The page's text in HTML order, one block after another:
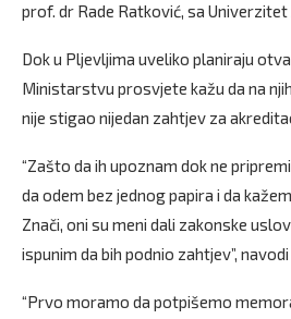
prof. dr Rade Ratković, sa Univerzitet
Dok u Pljevljima uveliko planiraju
Ministarstvu prosvjete kažu da na
nije stigao nijedan zahtjev za
“Zašto da ih upoznam dok ne
da odem bez jednog papira i da
Znači, oni su meni dali zakonske
ispunim da bih podnio zahtjev”,
“Prvo moramo da potpišemo